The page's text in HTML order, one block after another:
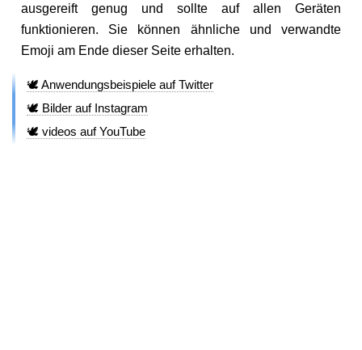
ausgereift genug und sollte auf allen Geräten
funktionieren. Sie können ähnliche und verwandte
Emoji am Ende dieser Seite erhalten.
🕊️ Anwendungsbeispiele auf Twitter
🕊️ Bilder auf Instagram
🕊️ videos auf YouTube